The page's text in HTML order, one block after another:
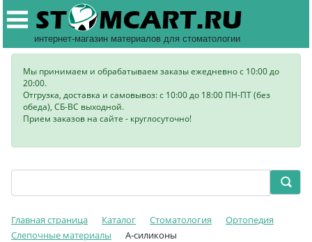
интернет-магазин материалов для стоматологии
Мы принимаем и обрабатываем заказы ежедневно с 10:00 до
20:00.
Отгрузка, доставка и самовывоз: с 10:00 до 18:00 ПН-ПТ (без
обеда), СБ-ВС выходной.
Прием заказов на сайте - круглосуточно!
Главная страница Каталог Стоматология
Ортопедия
Слепочные материалы
А-силиконы